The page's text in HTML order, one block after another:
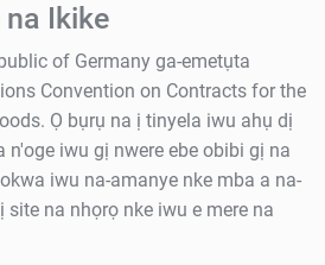
na Ikike
of Germany ga-emetụta
Convention on Contracts for the
Ọ bụrụ na ị tinyela iwu ahụ dị
n'oge iwu gị nwere ebe obibi gị na
iwu na-amanye nke mba a na-
na nhọrọ nke iwu e mere na